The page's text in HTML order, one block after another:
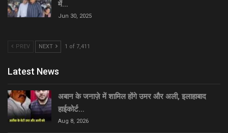
में…
Jun 30, 2025
PREV NEXT 1 of 7,411
Latest News
अबान के जनाज़े में शामिल होंगे उमर और अली, इलाहाबाद
हाईकोर्ट…
Aug 8, 2026